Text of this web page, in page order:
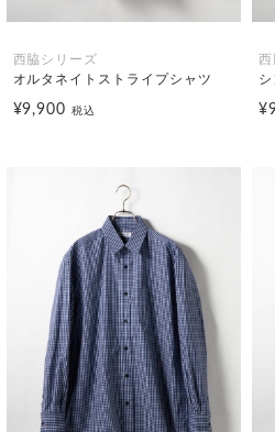
西脇シリーズ
オルタネイトストライプシャツ
¥9,900税込
西